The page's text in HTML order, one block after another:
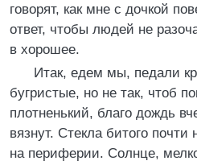
говорят, как мне с дочкой
ответ, чтобы людей не
в хорошее.
Итак, едем мы, педали
бугристые, но не так, чтоб
плотненький, благо дождь
вязнут. Стекла битого почти
на периферии. Солнце,